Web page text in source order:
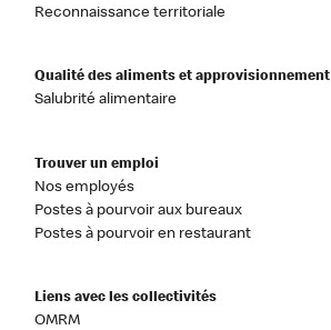
Reconnaissance territoriale
Qualité des aliments et approvisionnement
Salubrité alimentaire
Trouver un emploi
Nos employés
Postes à pourvoir aux bureaux
Postes à pourvoir en restaurant
Liens avec les collectivités
OMRM